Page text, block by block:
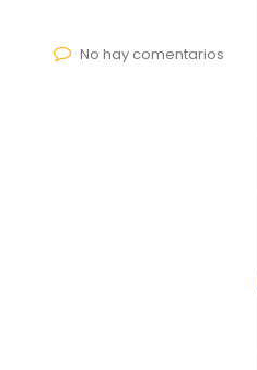
No hay comentarios